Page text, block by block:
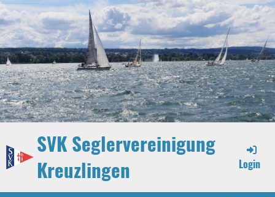
SVK Seglervereinigung
Kreuzlingen
Login